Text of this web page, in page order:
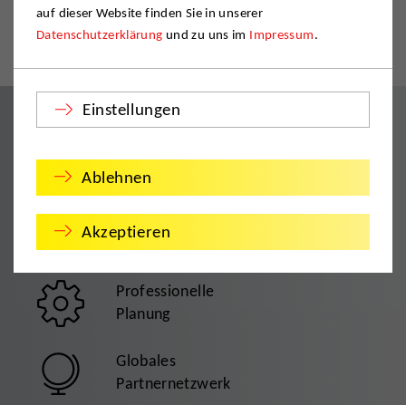
Ihr Umzugsunternehmen für den Großraum
Mülheim an der Ruhr
TÜV-zertifizierte
Qualität
Individuelle
Beratung
Professionelle
Planung
Globales
Partnernetzwerk
auf dieser Website finden Sie in unserer
Datenschutzerklärung und zu uns im Impressum.
Einstellungen
Ablehnen
Akzeptieren